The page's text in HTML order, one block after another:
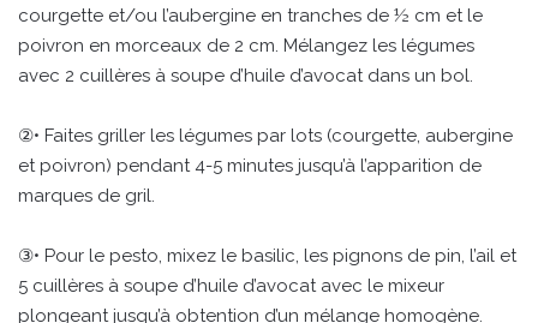
courgette et/ou l’aubergine en tranches de ½ cm et le
poivron en morceaux de 2 cm. Mélangez les légumes
avec 2 cuillères à soupe d’huile d’avocat dans un bol.
②• Faites griller les légumes par lots (courgette, aubergine
et poivron) pendant 4-5 minutes jusqu’à l’apparition de
marques de gril.
③• Pour le pesto, mixez le basilic, les pignons de pin, l’ail et
5 cuillères à soupe d’huile d’avocat avec le mixeur
plongeant jusqu’à obtention d’un mélange homogène.